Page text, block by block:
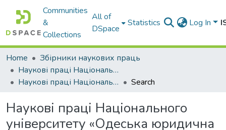
Communities
&
Collections
All of
DSpace
Statistics Log In
Home
Збірники наукових праць
Наукові праці Національного університету «Одеська юридична академія»
Наукові праці Національного університету «Одеська юридична академія». Том 17
Search
Наукові праці Національного
університету «Одеська юридична